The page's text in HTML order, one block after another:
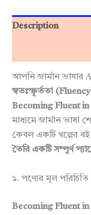
Description
আপনি জার্মান ভাষার
স্বতঃস্ফূর্ততা
Becoming Fluent
মাধ্যমে জার্মান
কেবল একটি গল্পের
তৈরি একটি সম্পূর্ণ
১. পণ্যের মূল
Becoming Fluent in